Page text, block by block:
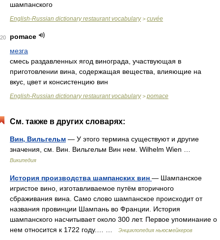
шампанского
English-Russian dictionary restaurant vocabulary> cuvée
20
pomace
мезга
смесь раздавленных ягод винограда, участвующая в
приготовлении вина, содержащая вещества, влияющие на
вкус, цвет и консистенцию вин
English-Russian dictionary restaurant vocabulary> pomace
См. также в других словарях:
Вин, Вильгельм — У этого термина существуют и другие
значения, см. Вин. Вильгельм Вин нем. Wilhelm Wien …
Википедия
История производства шампанских вин — Шампанское
игристое вино, изготавливаемое путём вторичного
сбраживания вина. Само слово шампанское происходит от
названия провинции Шампань во Франции. История
шампанского насчитывает около 300 лет. Первое упоминание о
нем относится к 1722 году.… …
Энциклопедия ньюсмейкеров